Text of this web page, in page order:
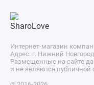
Интернет-магазин
Адрес: г. Нижний
Размещенные на сайте
и не являются публичной